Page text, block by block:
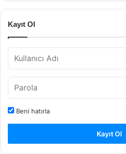
Kayıt Ol
Beni hatırla
Kayıt Ol